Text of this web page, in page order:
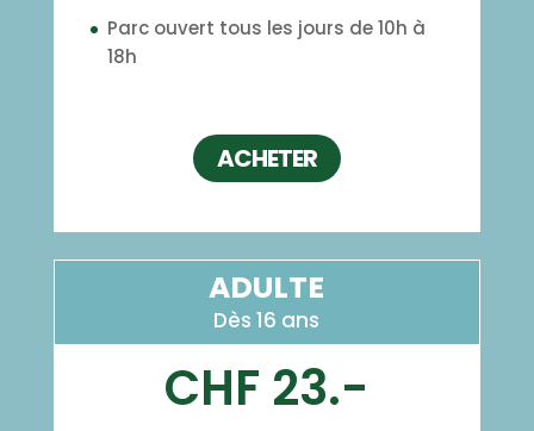
Parc ouvert tous les jours de 10h à
18h
ACHETER
ADULTE
Dès 16 ans
CHF 23.-